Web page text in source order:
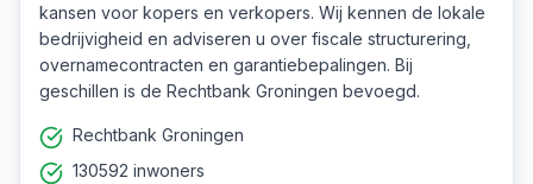
kansen voor kopers en verkopers. Wij kennen de lokale
bedrijvigheid en adviseren u over fiscale structurering,
overnamecontracten en garantiebepalingen. Bij
geschillen is de Rechtbank Groningen bevoegd.
Rechtbank Groningen
130592 inwoners